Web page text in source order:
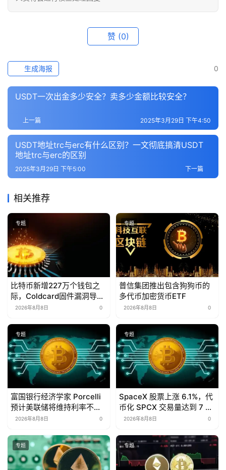
赞 (0)
0
生成海报
USDT一次出金多少安全？卖多少金额比较安全？
上一篇 2025年3月29日 下午4:50
USDT地址trc与erc有什么区别？一文彻底搞清USDT
地址trc与erc的区别
下一篇
2025年3月29日 下午5:00
相关推荐
专题
比特币新增227万个钱包之
际，Coldcard固件漏洞导致
1.16亿美元资金流失
2026年8月8日 0
专题
普信集团推出包含狗狗币的
多代币加密货币ETF
2026年8月8日 0
专题
富国银行经济学家 Porcelli
预计美联储将维持利率不变
至 2026 年
2026年8月8日 0
专题
SpaceX 股票上涨 6.1%，代
币化 SPCX 交易量达到 7 亿
美元
2026年8月8日 0
专题 专题